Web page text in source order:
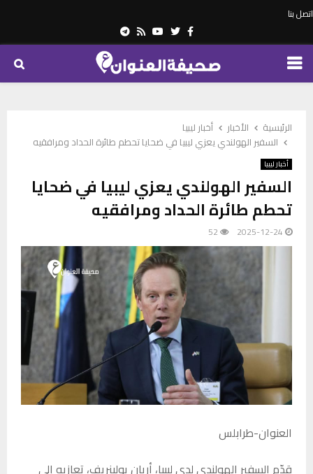
اتصل بنا
Facebook
Twitter
Youtube
Rss
Telegram
PRIMARY
الرئيسية الأخبار
أخبار ليبيا
السفير الهولندي يعزي ليبيا في ضحايا تحطم طائرة الحداد ومرافقيه
أخبار ليبيا
السفير الهولندي يعزي ليبيا في ضحايا
تحطم طائرة الحداد ومرافقيه
2025-12-24
52
العنوان-طرابلس
قدّم السفير الهولندي لدى ليبيا، أريان يولينريف، تعازيه إلى